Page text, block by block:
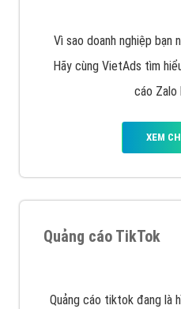
Vì sao doanh nghiệp bạn
Hãy cùng VietAds tìm
cáo Zalo
XEM
Quảng cáo TikTok
Quảng cáo tiktok đang là